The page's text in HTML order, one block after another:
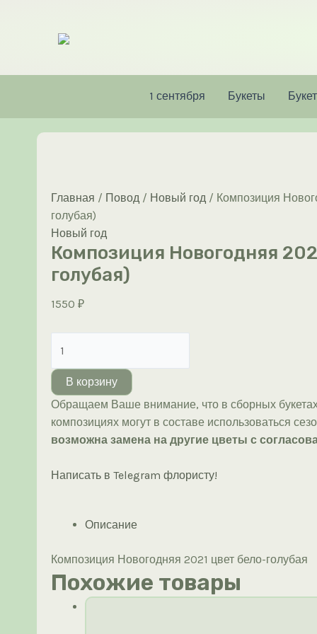
содержимому
1 сентября Букеты
Главная / Повод / Новый год / Композиция
голубая)
Новый год
Композиция Новогодняя
голубая)
1550 ₽
товара
Композиция
Новогодняя
2021
(бело-
голубая)
В корзину
Обращаем Ваше внимание, что в сборных
композициях могут в составе использоваться
возможна замена на другие цветы с
Написать в Telegram флористу!
Описание
Композиция Новогодняя 2021 цвет бело-голубая
Похожие товары